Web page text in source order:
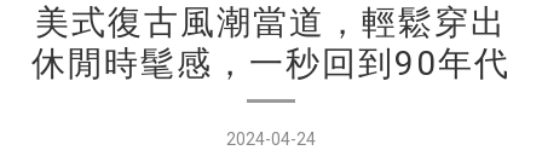
美式復古風潮當道，輕鬆穿出
休閒時髦感，一秒回到90年代
2024-04-24